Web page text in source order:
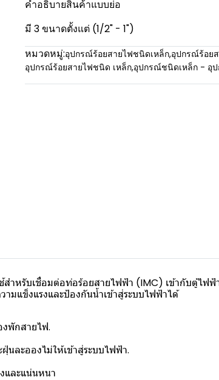
คำอธิบายสินค้าแบบย่อ
มี 3 ขนาดตั้งแต่ (1/2" - 1")
หมวดหมู่:อุปกรณ์ร้อยสายไฟชนิดเหล็ก,อุปกรณ์ร้อย
อุปกรณ์ร้อยสายไฟชนิด เหล็ก,อุปกรณ์ชนิดเหล็ก - อุ
หรับเชื่อมต่อท่อร้อยสายไฟฟ้า (IMC) เข้ากับตู้ไฟ
แข็งแรงและป้องกันน้ำเข้าสู่ระบบไฟฟ้าได้
พักสายไฟ.
ละอองไม่ให้เข้าสู่ระบบไฟฟ้า.
และแน่นหนา